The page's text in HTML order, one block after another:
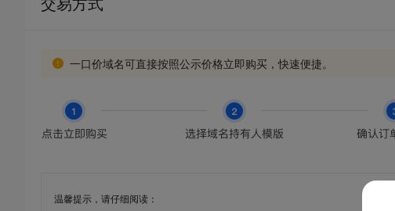
一口价域名可直接按照公示价格立即购买，快速便捷。
温馨提示，请仔细阅读：